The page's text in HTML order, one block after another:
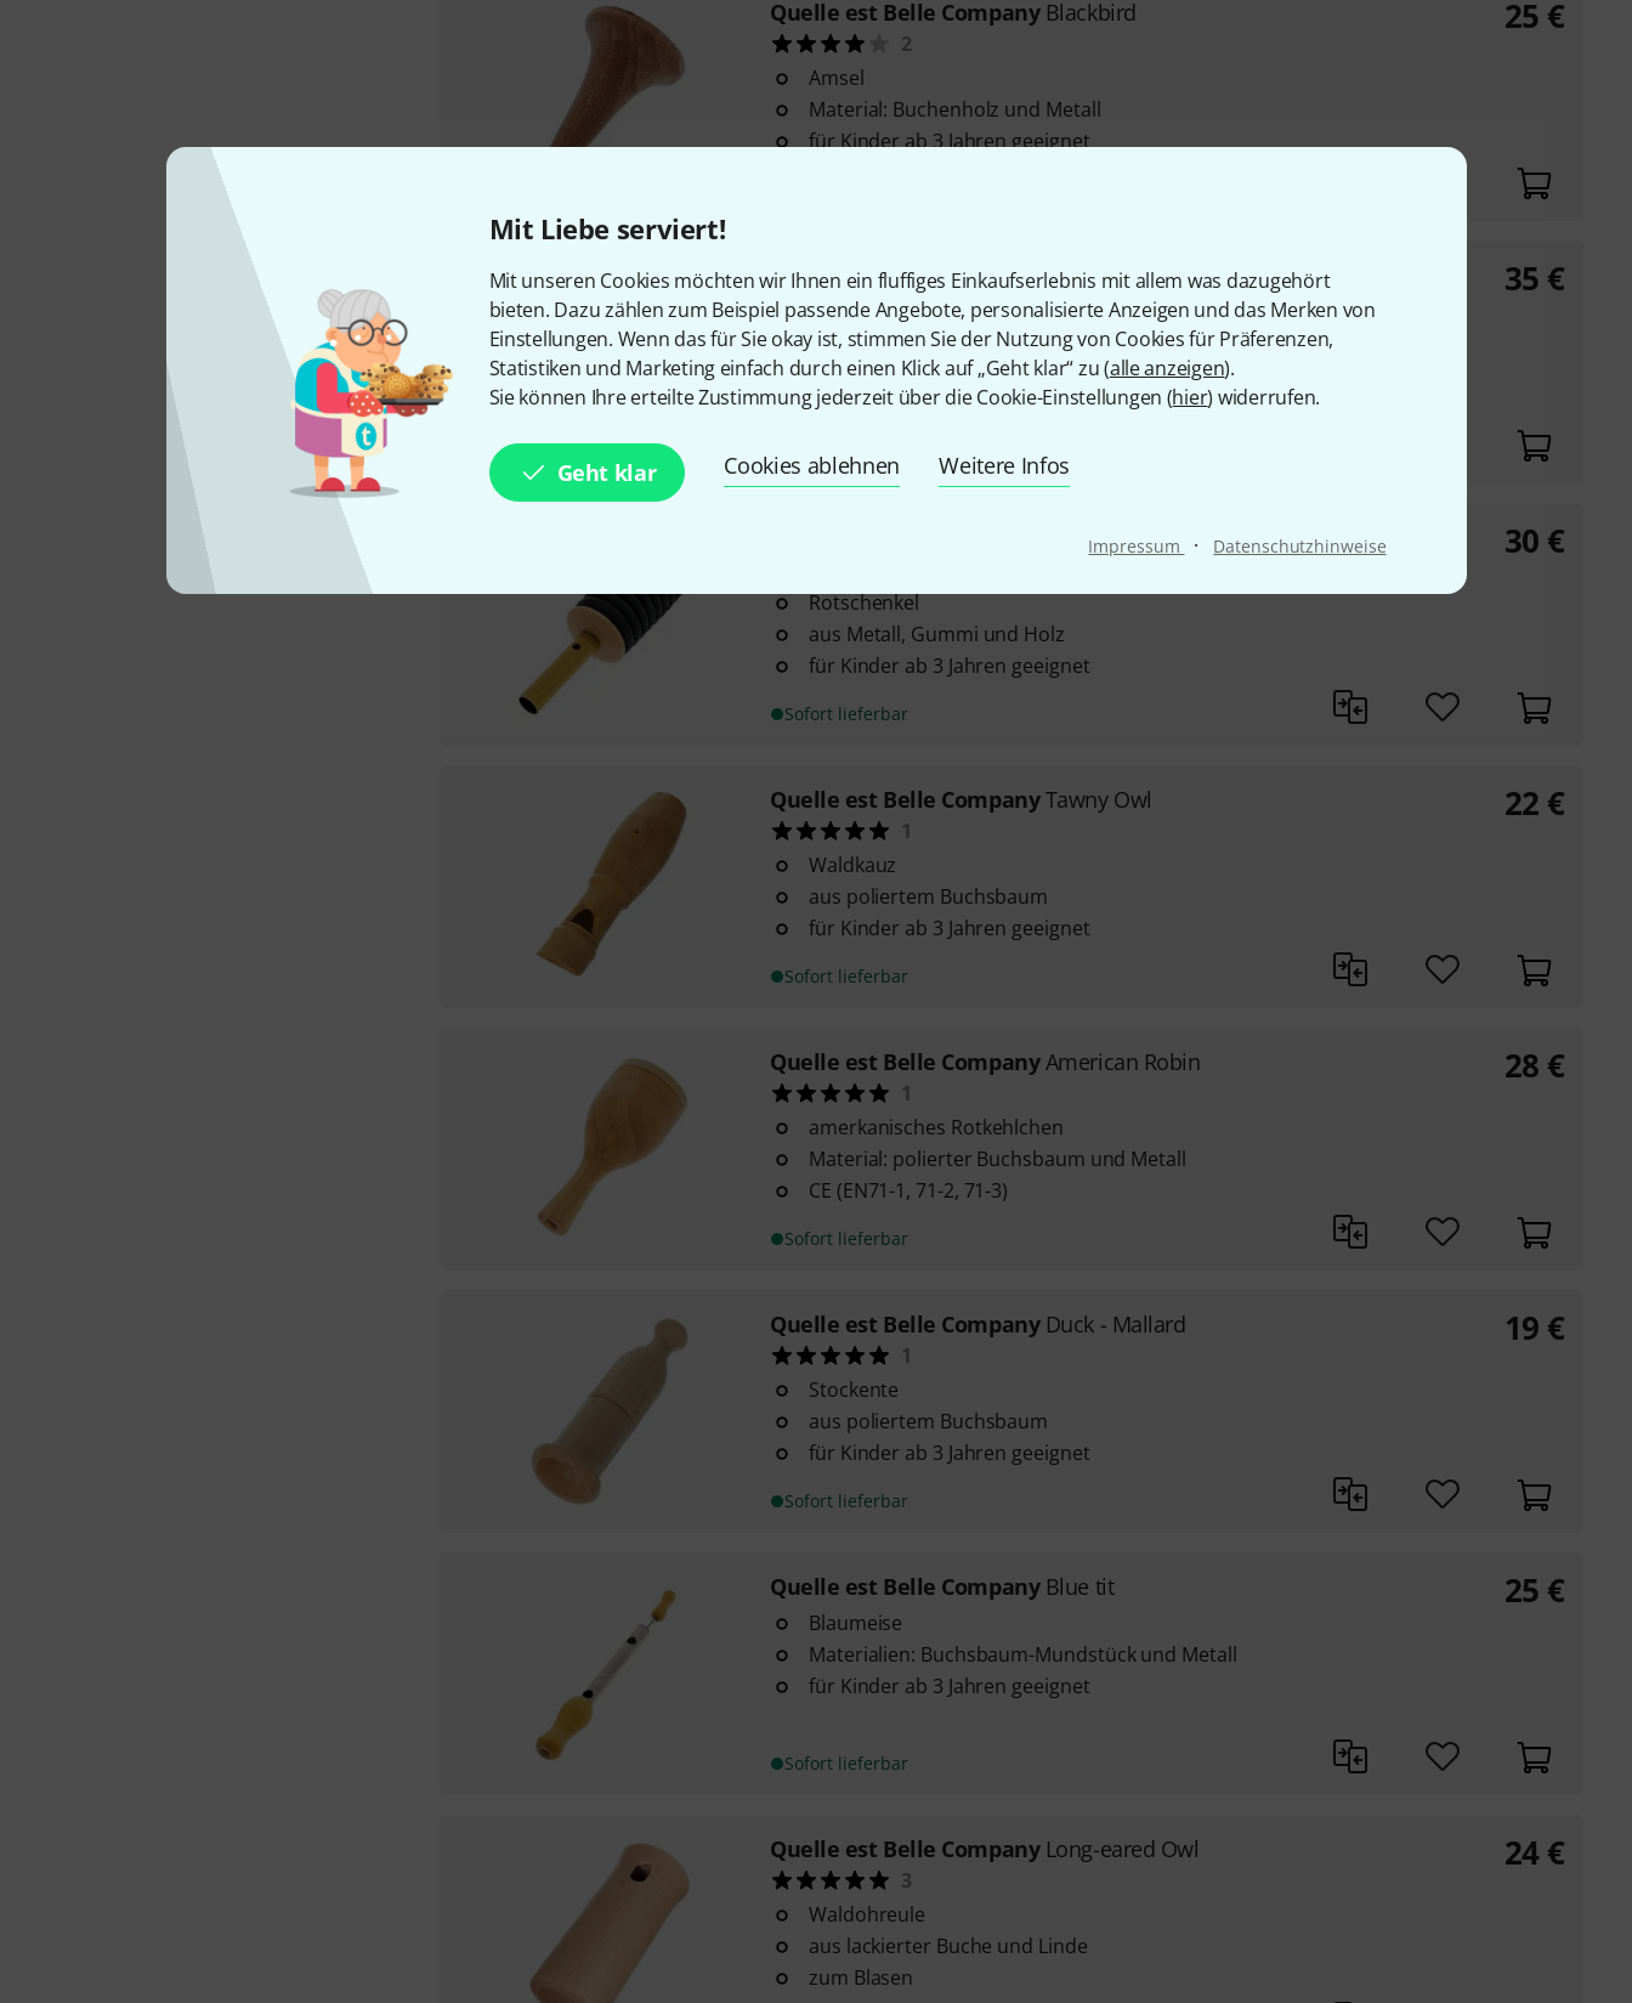
Mit Liebe serviert!
Mit unseren Cookies möchten wir Ihnen ein fluffiges Einkaufserlebnis mit allem was dazugehört
bieten. Dazu zählen zum Beispiel passende Angebote, personalisierte Anzeigen und das Merken von
Einstellungen. Wenn das für Sie okay ist, stimmen Sie der Nutzung von Cookies für Präferenzen,
Statistiken und Marketing einfach durch einen Klick auf „Geht klar“ zu (alle anzeigen).
Sie können Ihre erteilte Zustimmung jederzeit über die Cookie-Einstellungen (hier) widerrufen.
Geht klar Cookies ablehnen Weitere Infos
Impressum · Datenschutzhinweise
Quelle est Belle Company Blackbird
2
Amsel
Material: Buchenholz und Metall
für Kinder ab 3 Jahren geeignet
25 €
Quelle est Belle CompanyHouse Sparrow
2
Haussperling
aus Metall und Leder
für Kinder ab 3 Jahren geeignet
Sofort lieferbar
35 €
Redshank
Rotschenkel
aus Metall, Gummi und Holz
für Kinder ab 3 Jahren geeignet
Sofort lieferbar
30 €
Quelle est Belle Company Tawny Owl
1
Waldkauz
aus poliertem Buchsbaum
für Kinder ab 3 Jahren geeignet
Sofort lieferbar
22 €
Quelle est Belle Company American Robin
1
amerkanisches Rotkehlchen
Material: polierter Buchsbaum und Metall
CE (EN71-1, 71-2, 71-3)
Sofort lieferbar
28 €
Quelle est Belle Company Duck - Mallard
1
Stockente
aus poliertem Buchsbaum
für Kinder ab 3 Jahren geeignet
Sofort lieferbar
19 €
Quelle est Belle Company Blue tit
Blaumeise
Materialien: Buchsbaum-Mundstück und Metall
für Kinder ab 3 Jahren geeignet
Sofort lieferbar
25 €
Quelle est Belle Company Long-eared Owl
3
Waldohreule
aus lackierter Buche und Linde
zum Blasen
24 €